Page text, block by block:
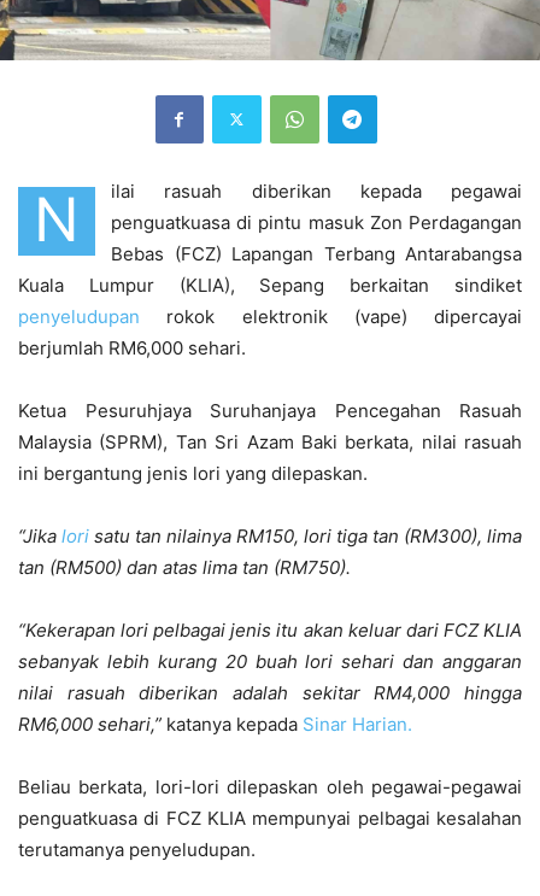
N
ilai rasuah diberikan kepada pegawai
penguatkuasa di pintu masuk Zon Perdagangan
Bebas (FCZ) Lapangan Terbang Antarabangsa
Kuala Lumpur (KLIA), Sepang berkaitan sindiket
penyeludupan rokok elektronik (vape) dipercayai
berjumlah RM6,000 sehari.
Ketua Pesuruhjaya Suruhanjaya Pencegahan Rasuah
Malaysia (SPRM), Tan Sri Azam Baki berkata, nilai rasuah
ini bergantung jenis lori yang dilepaskan.
“Jika lori satu tan nilainya RM150, lori tiga tan (RM300), lima
tan (RM500) dan atas lima tan (RM750).
“Kekerapan lori pelbagai jenis itu akan keluar dari FCZ KLIA
sebanyak lebih kurang 20 buah lori sehari dan anggaran
nilai rasuah diberikan adalah sekitar RM4,000 hingga
RM6,000 sehari,” katanya kepada Sinar Harian.
Beliau berkata, lori-lori dilepaskan oleh pegawai-pegawai
penguatkuasa di FCZ KLIA mempunyai pelbagai kesalahan
terutamanya penyeludupan.